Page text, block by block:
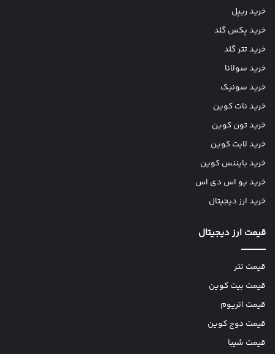
خرید ریپل
خرید پکس گلد
خرید تتر گلد
خرید سولانا
خرید سونیک
خرید نات کوین
خرید تون کوین
خرید لایت کوین
خرید بایننس کوین
خرید یو اس دی اس
خرید ارز دیجیتال
قیمت ارز دیجیتال
قیمت تتر
قیمت بیت کوین
قیمت اتریوم
قیمت دوج کوین
قیمت شیبا